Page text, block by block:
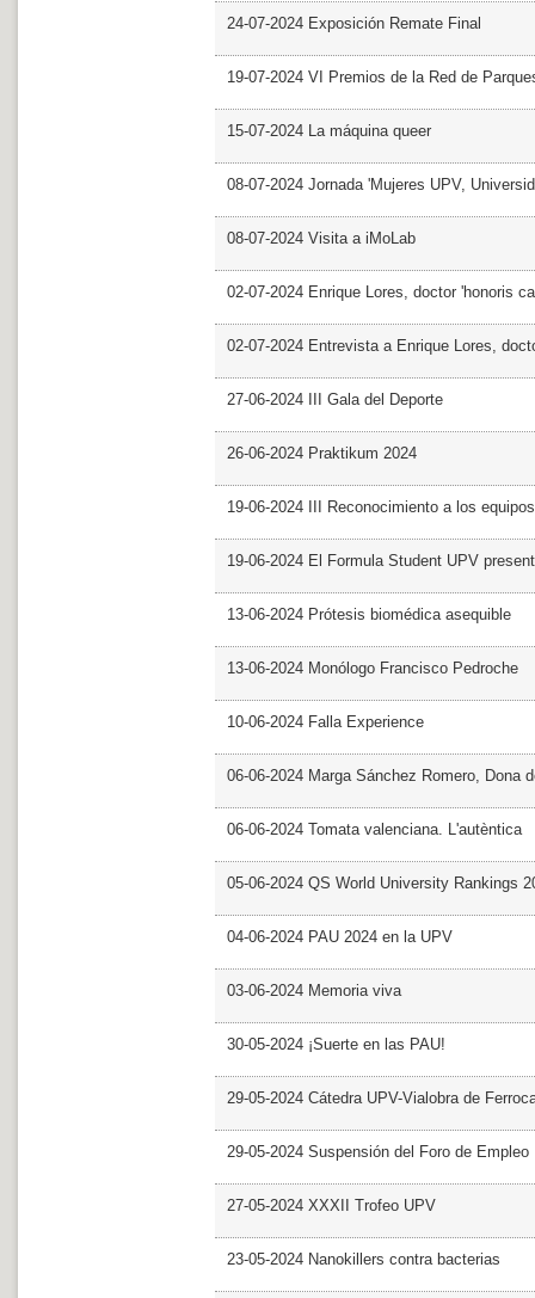
24-07-2024 Exposición Remate Final
19-07-2024 VI Premios de la Red de
15-07-2024 La máquina queer
08-07-2024 Jornada 'Mujeres UPV,
08-07-2024 Visita a iMoLab
02-07-2024 Enrique Lores, doctor 'honoris
02-07-2024 Entrevista a Enrique Lores,
27-06-2024 III Gala del Deporte
26-06-2024 Praktikum 2024
19-06-2024 III Reconocimiento a los
19-06-2024 El Formula Student UPV
13-06-2024 Prótesis biomédica asequible
13-06-2024 Monólogo Francisco Pedroche
10-06-2024 Falla Experience
06-06-2024 Marga Sánchez Romero, Dona
06-06-2024 Tomata valenciana. L'autèntica
05-06-2024 QS World University Rankings
04-06-2024 PAU 2024 en la UPV
03-06-2024 Memoria viva
30-05-2024 ¡Suerte en las PAU!
29-05-2024 Cátedra UPV-Vialobra de
29-05-2024 Suspensión del Foro de Empleo
27-05-2024 XXXII Trofeo UPV
23-05-2024 Nanokillers contra bacterias